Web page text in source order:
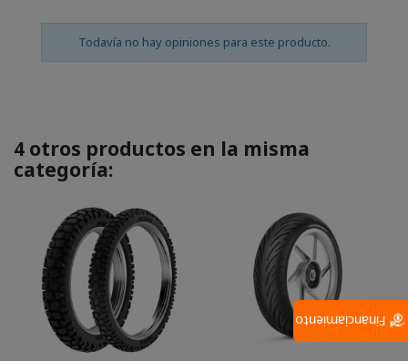
Todavía no hay opiniones para este producto.
4 otros productos en la misma
categoría:
Financiamiento